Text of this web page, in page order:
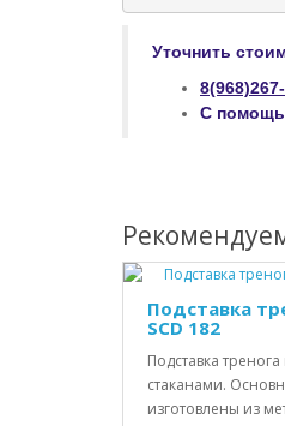
Уточнить
С
Подставка
SCD 182
Подставка
стаканами.
изготовлены из